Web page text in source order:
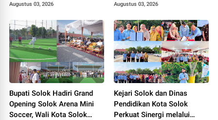
Keterampilan Produktif.
Augustus 03, 2026
Rampung Akhir Oktober
Augustus 03, 2026
Bupati Solok Hadiri Grand
Opening Solok Arena Mini
Soccer, Wali Kota Solok
Kejari Solok dan Dinas
Pendidikan Kota Solok
Perkuat Sinergi melalui